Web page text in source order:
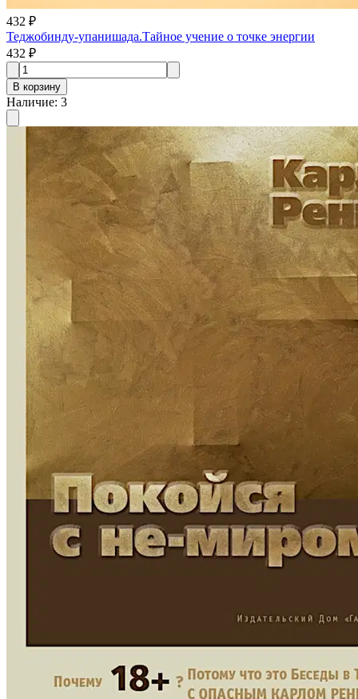
432 ₽
Теджобинду-упанишада.Тайное учение о точке энергии
432 ₽
В корзину
Наличие: 3